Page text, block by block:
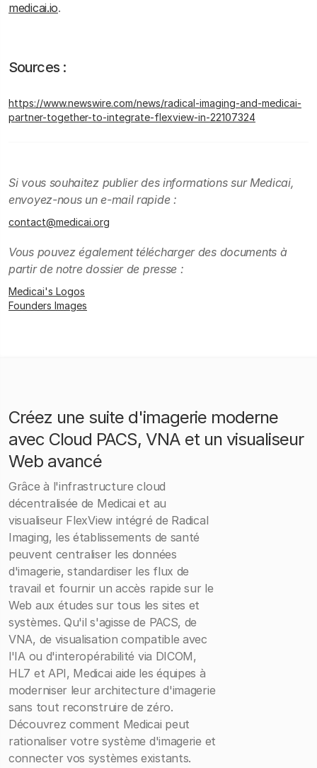
medicai.io.
Sources :
https://www.newswire.com/news/radical-imaging-and-medicai-
partner-together-to-integrate-flexview-in-22107324
Si vous souhaitez publier des informations sur Medicai,
envoyez-nous un e-mail rapide :
contact@medicai.org
Vous pouvez également télécharger des documents à
partir de notre dossier de presse :
Medicai's Logos
Founders Images
Créez une suite d'imagerie moderne
avec Cloud PACS, VNA et un visualiseur
Web avancé
Grâce à l'infrastructure cloud
décentralisée de Medicai et au
visualiseur FlexView intégré de Radical
Imaging, les établissements de santé
peuvent centraliser les données
d'imagerie, standardiser les flux de
travail et fournir un accès rapide sur le
Web aux études sur tous les sites et
systèmes. Qu'il s'agisse de PACS, de
VNA, de visualisation compatible avec
l'IA ou d'interopérabilité via DICOM,
HL7 et API, Medicai aide les équipes à
moderniser leur architecture d'imagerie
sans tout reconstruire de zéro.
Découvrez comment Medicai peut
rationaliser votre système d'imagerie et
connecter vos systèmes existants.